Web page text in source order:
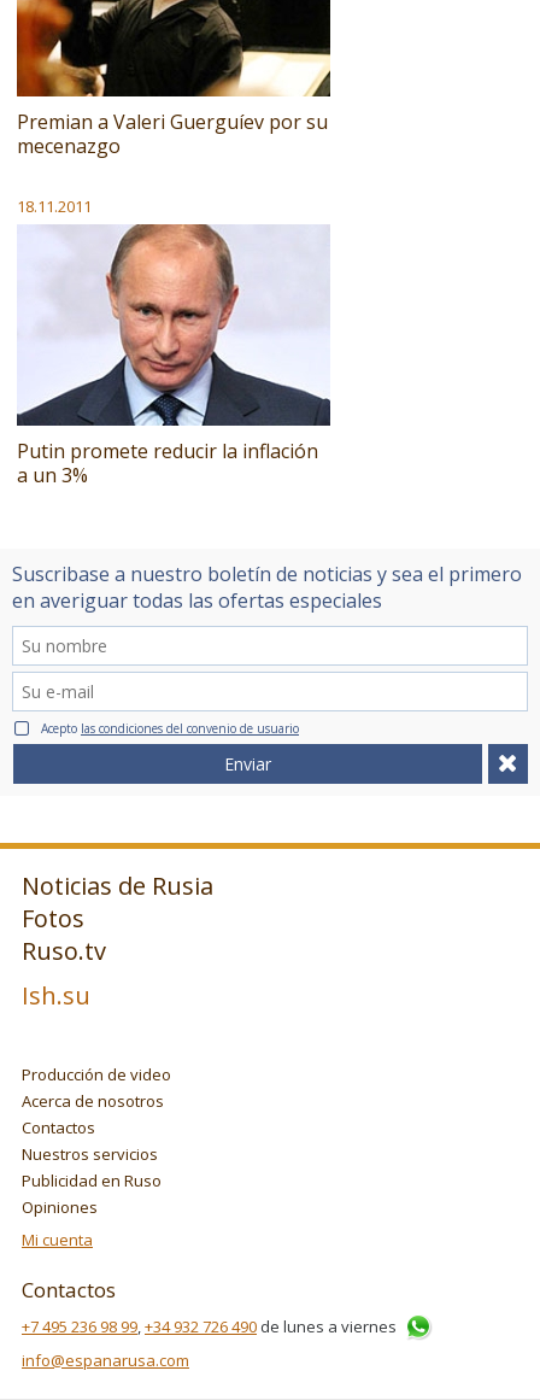
Premian a Valeri Guerguíev por su
mecenazgo
18.11.2011
Putin promete reducir la inflación
a un 3%
Suscribase a nuestro boletín de noticias y sea el primero
en averiguar todas las ofertas especiales
Acepto las condiciones del convenio de usuario
Enviar
Noticias de Rusia
Fotos
Ruso.tv
Ish.su
Producción de video
Acerca de nosotros
Contactos
Nuestros servicios
Publicidad en Ruso
Opiniones
Mi cuenta
Contactos
+7 495 236 98 99,+34 932 726 490 de lunes a viernes
info@espanarusa.com